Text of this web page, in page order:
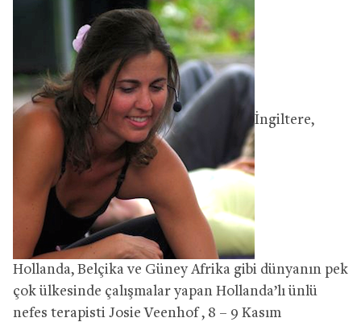
İngiltere,
Hollanda, Belçika ve Güney Afrika gibi dünyanın pek
çok ülkesinde çalışmalar yapan Hollanda’lı ünlü
nefes terapisti Josie Veenhof , 8 – 9 Kasım